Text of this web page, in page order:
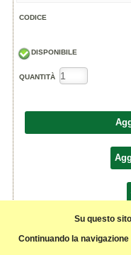
Su questo
Continuando la
CODICE
DISPONIBILE
QUANTITÀ
Ingredienti: